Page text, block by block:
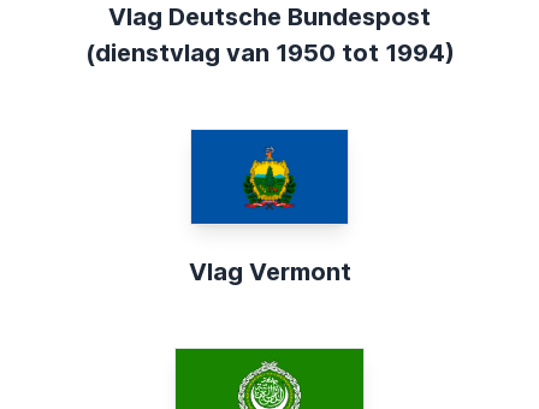
Vlag Deutsche Bundespost
(dienstvlag van 1950 tot 1994)
Vlag Vermont